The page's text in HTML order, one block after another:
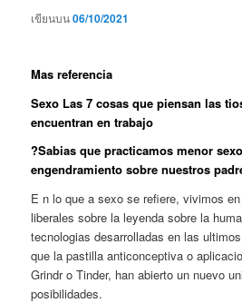
เขียนบน06/10/2021
Mas referencia
Sexo Las 7 cosas que piensan las
encuentran en trabajo
?Sabias que practicamos menor
engendramiento sobre nuestros
E n lo que a sexo se refiere, vivimos
liberales sobre la leyenda sobre la
tecnologias desarrolladas en las
que la pastilla anticonceptiva o
Grindr o Tinder, han abierto un nuevo
posibilidades.